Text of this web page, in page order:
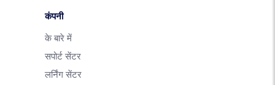
कंपनी
के बारे में
सपोर्ट सेंटर
लर्निंग सेंटर